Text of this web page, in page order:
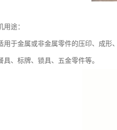
用途：
用于金属或非金属零件的压印、成形
具、标牌、锁具、五金零件等。